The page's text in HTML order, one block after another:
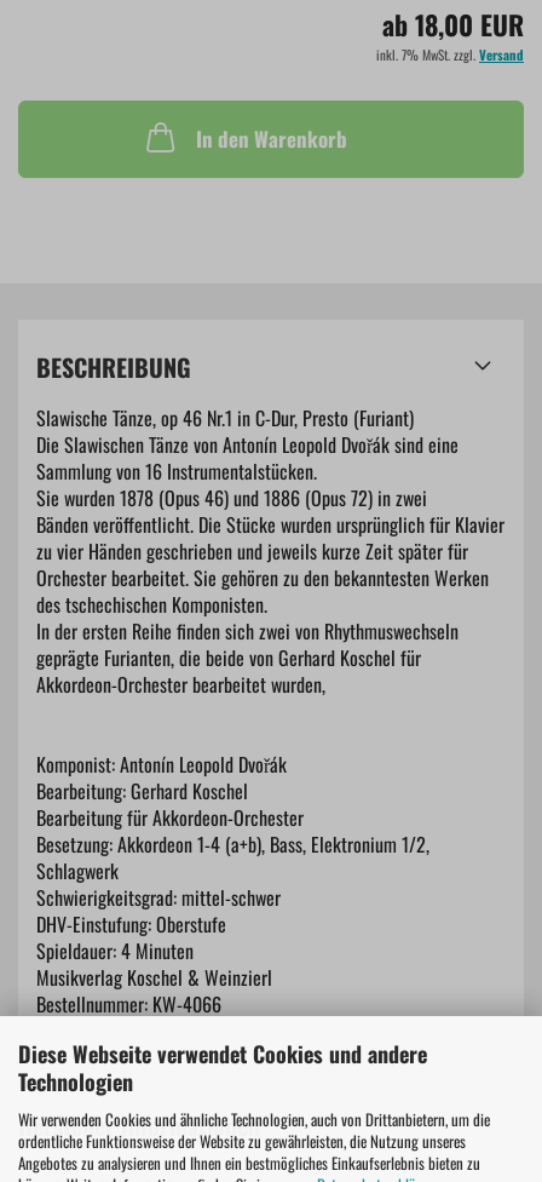
Diese Webseite verwendet Cookies und andere
Technologien
Wir verwenden Cookies und ähnliche Technologien, auch von Drittanbietern, um die
ordentliche Funktionsweise der Website zu gewährleisten, die Nutzung unseres
Angebotes zu analysieren und Ihnen ein bestmögliches Einkaufserlebnis bieten zu
ab 18,00 EUR
inkl. 7% MwSt. zzgl.Versand
In den Warenkorb
BESCHREIBUNG
Slawische Tänze, op 46 Nr.1 in C-Dur, Presto (Furiant)
Die Slawischen Tänze von Antonín Leopold Dvořák sind eine
Sammlung von 16 Instrumentalstücken.
Sie wurden 1878 (Opus 46) und 1886 (Opus 72) in zwei
Bänden veröffentlicht. Die Stücke wurden ursprünglich für Klavier
zu vier Händen geschrieben und jeweils kurze Zeit später für
Orchester bearbeitet. Sie gehören zu den bekanntesten Werken
des tschechischen Komponisten.
In der ersten Reihe finden sich zwei von Rhythmuswechseln
geprägte Furianten, die beide von Gerhard Koschel für
Akkordeon-Orchester bearbeitet wurden,
Komponist: Antonín Leopold Dvořák
Bearbeitung: Gerhard Koschel
Bearbeitung für Akkordeon-Orchester
Besetzung: Akkordeon 1-4 (a+b), Bass, Elektronium 1/2,
Schlagwerk
Schwierigkeitsgrad: mittel-schwer
DHV-Einstufung: Oberstufe
Spieldauer: 4 Minuten
Musikverlag Koschel & Weinzierl
Bestellnummer: KW-4066
Hersteller Informationen